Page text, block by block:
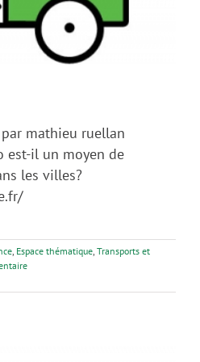
mathieu ruellan
est-il un moyen de
les villes?
, Espace thématique, Transports et